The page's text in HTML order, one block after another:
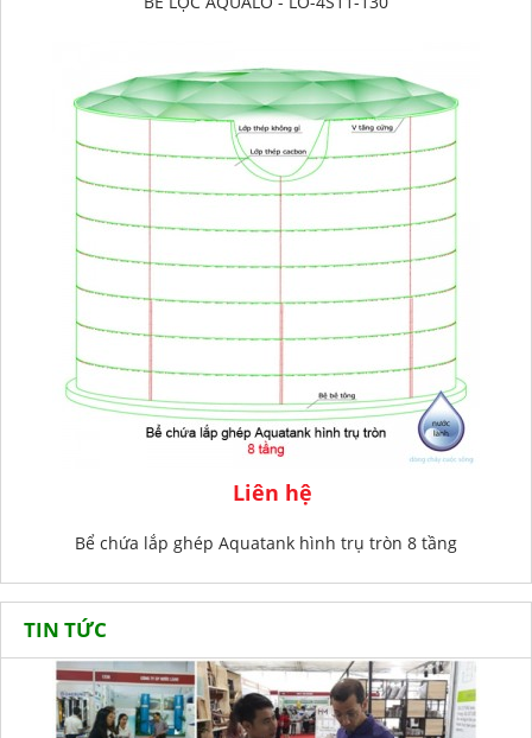
Liên hệ
Bể chứa lắp ghép Aquatank hình trụ tròn 8 tầng
TIN TỨC